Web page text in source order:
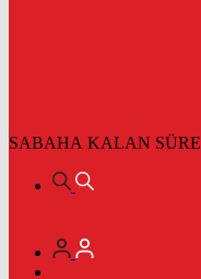
SABAHA KALAN SÜRE